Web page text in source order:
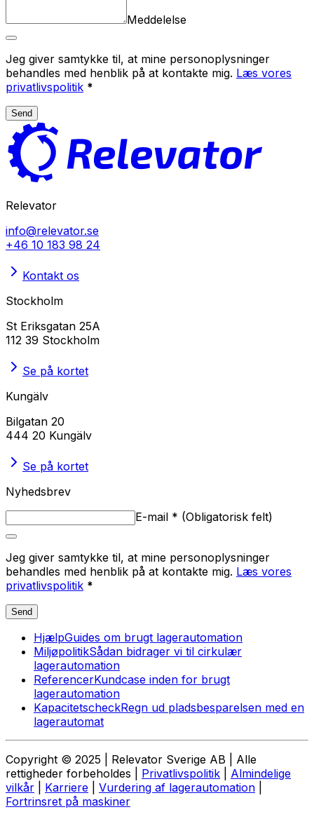
Meddelelse
Jeg giver samtykke til, at mine personoplysninger
behandles med henblik på at kontakte mig. Læs vores
privatlivspolitik *
Send
Relevator
info@relevator.se
+46 10 183 98 24
Kontakt os
Stockholm
St Eriksgatan 25A
112 39 Stockholm
Se på kortet
Kungälv
Bilgatan 20
444 20 Kungälv
Se på kortet
Nyhedsbrev
E-mail * (Obligatorisk felt)
Jeg giver samtykke til, at mine personoplysninger
behandles med henblik på at kontakte mig. Læs vores
privatlivspolitik *
Send
HjælpGuides om brugt lagerautomation
MiljøpolitikSådan bidrager vi til cirkulær
lagerautomation
ReferencerKundcase inden for brugt
lagerautomation
KapacitetscheckRegn ud pladsbesparelsen med en
lagerautomat
Copyright © 2025 | Relevator Sverige AB | Alle
rettigheder forbeholdes | Privatlivspolitik
Almindelige
vilkår
Karriere Vurdering af lagerautomation
Fortrinsret på maskiner